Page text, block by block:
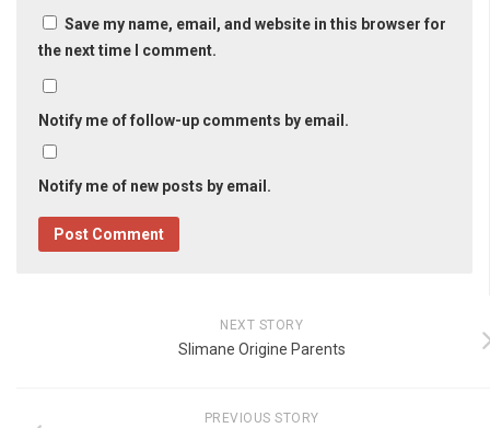
Save my name, email, and website in this browser for
the next time I comment.
Notify me of follow-up comments by email.
Notify me of new posts by email.
NEXT STORY
Slimane Origine Parents
PREVIOUS STORY